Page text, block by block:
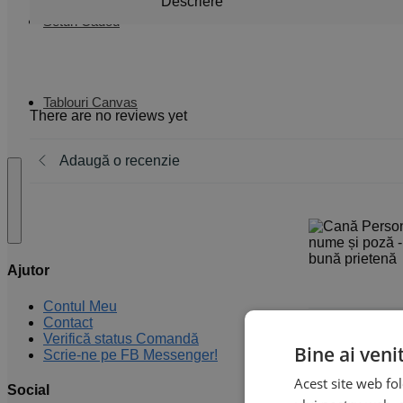
Seturi Cadou
Tablouri Canvas
Ajutor
Contul Meu
Contact
Verifică status Comandă
Scrie-ne pe FB Messenger!
Social
There are no reviews yet
Adaugă o recenzie
Bine ai
Acest site web